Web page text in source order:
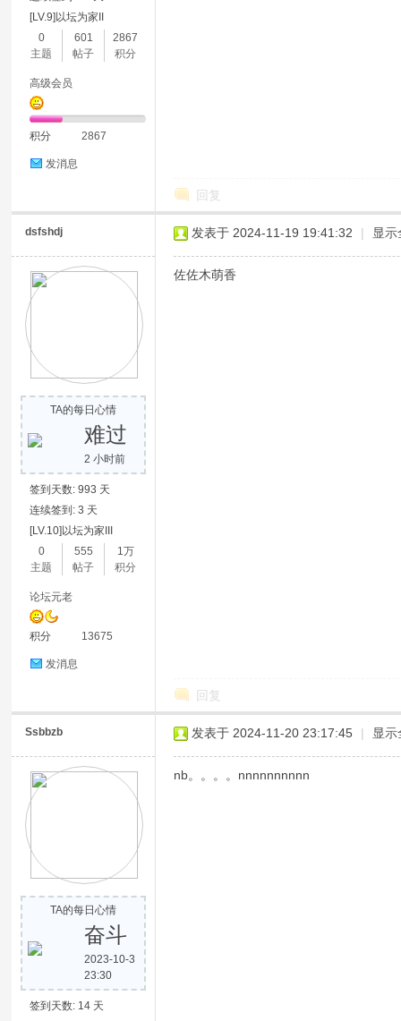
[LV.9]以坛为家II
0
主题
601
帖子
2867
积分
高级会员
积分 2867
发消息
回复
dsfshdj
TA的每日心情
难过
2 小时前
签到天数: 993 天
连续签到: 3 天
[LV.10]以坛为家III
0
主题
555
帖子
1万
积分
论坛元老
积分 13675
发消息
发表于 2024-11-19 19:41:32 | 显示
佐佐木萌香
回复
Ssbbzb
TA的每日心情
奋斗
2023-10-3
23:30
签到天数: 14 天
发表于 2024-11-20 23:17:45 | 显示
nb。。。。nnnnnnnnnn